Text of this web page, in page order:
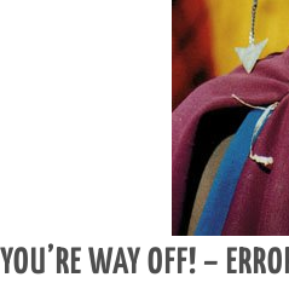
YOU’RE WAY OFF! –